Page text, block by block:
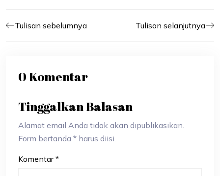
Tulisan sebelumnya Tulisan selanjutnya
0 Komentar
Tinggalkan Balasan
Alamat email Anda tidak akan dipublikasikan.
Form bertanda * harus diisi.
Komentar *